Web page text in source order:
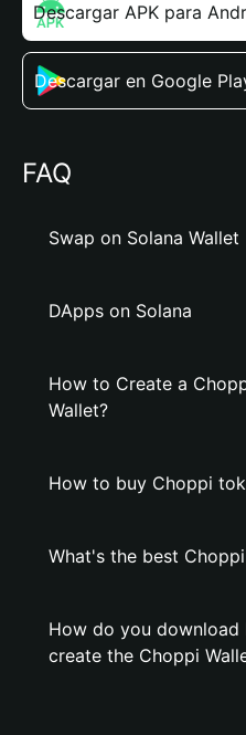
Descargar APK para
Descargar en Google
FAQ
Swap on Solana Wallet
DApps on Solana
How to Create a
Wallet?
How to buy Choppi
What's the best
How do you download
create the Choppi